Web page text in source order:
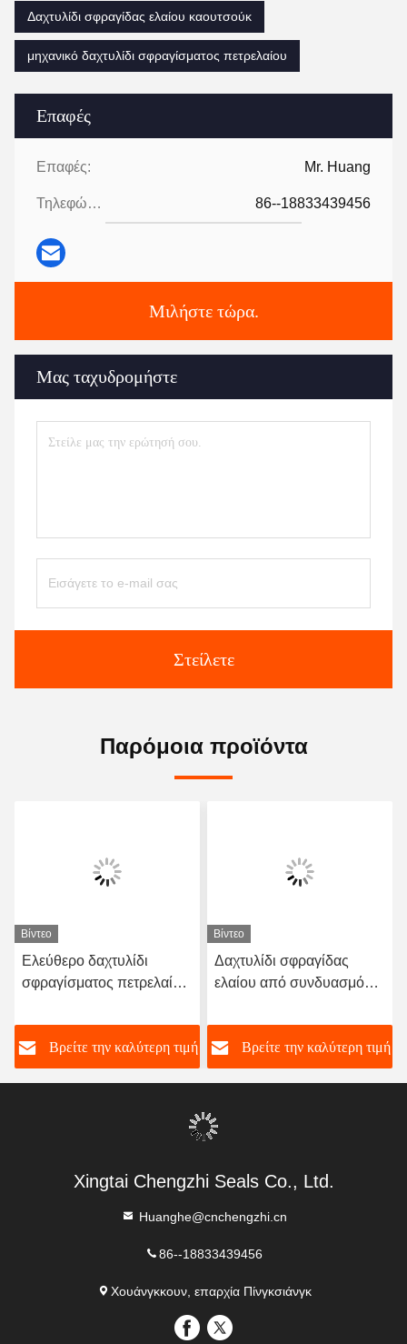
Επαφές
Επαφές: Mr. Huang
Τηλεφώνημα: 86--18833439456
Μιλήστε τώρα.
Μας ταχυδρομήστε
Στείλετε
Δαχτυλίδι σφραγίδας ελαίου καουτσούκ
μηχανικό δαχτυλίδι σφραγίσματος πετρελαίου
Παρόμοια προϊόντα
Βίντεο
Ελεύθερο δαχτυλίδι
σφραγίσματος πετρελαίου
FKM Νιτρικό καουτσούκ O
δαχτυλίδια
Βρείτε την καλύτερη τιμή
Βίντεο
Δαχτυλίδι σφραγίδας
ελαίου από συνδυασμό
280 290 300 310 315 X
310 315 320 X 15 16 20
Βρείτε την καλύτερη τιμή
Xingtai Chengzhi Seals Co., Ltd.
Huanghe@cnchengzhi.cn
86--18833439456
Χουάνγκκουν, επαρχία Πίνγκσιάνγκ